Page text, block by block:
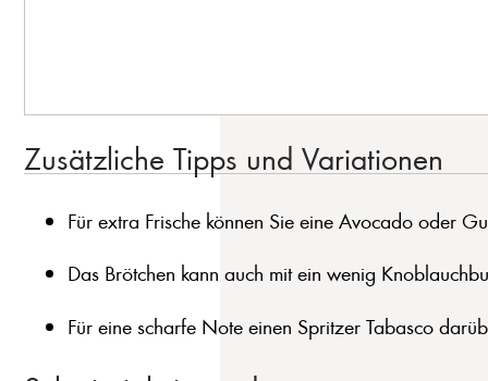
Zusätzliche Tipps und Variationen
Für extra Frische können Sie eine Avocado oder
Das Brötchen kann auch mit ein wenig
Für eine scharfe Note einen Spritzer Tabasco